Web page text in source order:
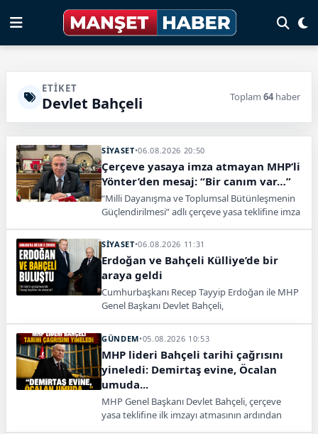
ETIKET
Devlet Bahçeli Toplam 64haber
SİYASET•06.08.2026 20:50
Çerçeve yasaya imza atmayan MHP’li
Yönter’den mesaj: “Bir canım var…”
“Milli Dayanışma ve Toplumsal Bütünleşmenin
Güçlendirilmesi” adlı çerçeve yasa teklifine imza
Yönter, dikkat çeken bir açıklama yaptı.
SİYASET•06.08.2026 11:31
Erdoğan ve Bahçeli Külliye’de bir
araya geldi
Cumhurbaşkanı Recep Tayyip Erdoğan ile MHP
Genel Başkanı Devlet Bahçeli,
başladı.
GÜNDEM•05.08.2026 10:53
MHP lideri Bahçeli tarihi çağrısını
yineledi: Demirtaş evine, Öcalan
umuda...
MHP Genel Başkanı Devlet Bahçeli, çerçeve
yasa teklifine ilk imzayı atmasının ardından